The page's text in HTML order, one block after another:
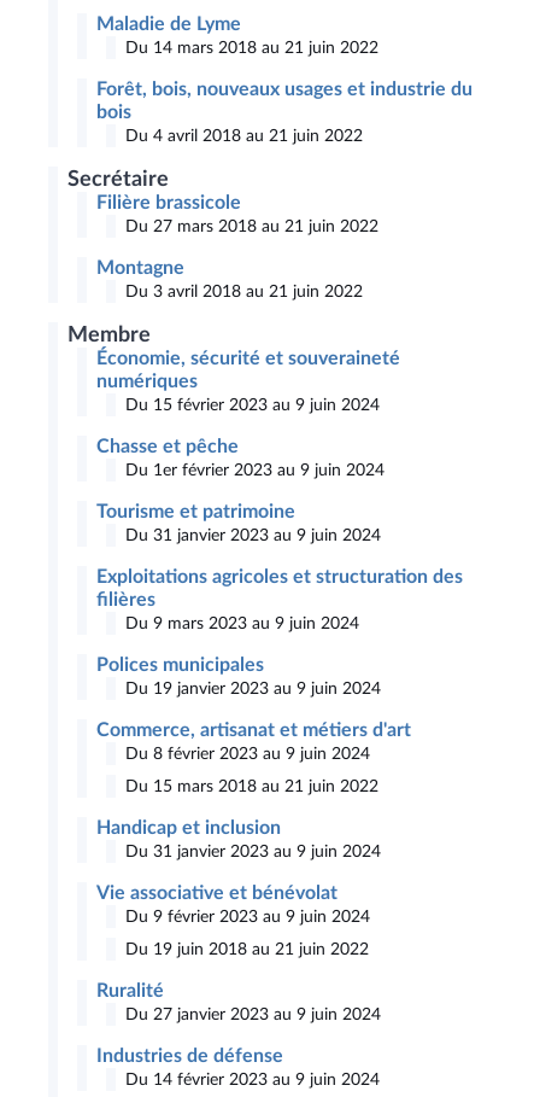
Maladie de Lyme
Du 14 mars 2018 au 21 juin 2022
Forêt, bois, nouveaux usages et industrie du
bois
Du 4 avril 2018 au 21 juin 2022
Secrétaire
Filière brassicole
Du 27 mars 2018 au 21 juin 2022
Montagne
Du 3 avril 2018 au 21 juin 2022
Membre
Économie, sécurité et souveraineté
numériques
Du 15 février 2023 au 9 juin 2024
Chasse et pêche
Du 1er février 2023 au 9 juin 2024
Tourisme et patrimoine
Du 31 janvier 2023 au 9 juin 2024
Exploitations agricoles et structuration des
filières
Du 9 mars 2023 au 9 juin 2024
Polices municipales
Du 19 janvier 2023 au 9 juin 2024
Commerce, artisanat et métiers d'art
Du 8 février 2023 au 9 juin 2024
Du 15 mars 2018 au 21 juin 2022
Handicap et inclusion
Du 31 janvier 2023 au 9 juin 2024
Vie associative et bénévolat
Du 9 février 2023 au 9 juin 2024
Du 19 juin 2018 au 21 juin 2022
Ruralité
Du 27 janvier 2023 au 9 juin 2024
Industries de défense
Du 14 février 2023 au 9 juin 2024